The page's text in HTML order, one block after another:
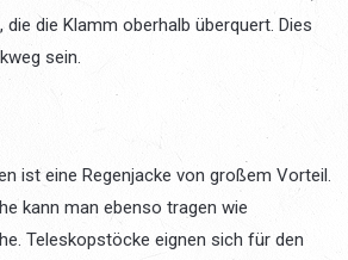
die die Klamm oberhalb überquert. Dies
sein.
ist eine Regenjacke von großem Vorteil.
kann man ebenso tragen wie
Teleskopstöcke eignen sich für den